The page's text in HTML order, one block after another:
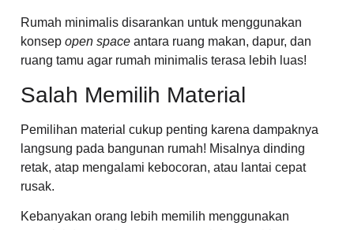
Rumah minimalis disarankan untuk menggunakan
konsep open space antara ruang makan, dapur, dan
ruang tamu agar rumah minimalis terasa lebih luas!
Salah Memilih Material
Pemilihan material cukup penting karena dampaknya
langsung pada bangunan rumah! Misalnya dinding
retak, atap mengalami kebocoran, atau lantai cepat
rusak.
Kebanyakan orang lebih memilih menggunakan